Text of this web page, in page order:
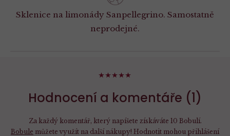
Sklenice na limonády Sanpellegrino. Samostatně
neprodejné.
Hodnocení a komentáře (1)
100%
Za každý komentář, který napíšete získáváte 10 Bobulí.
Bobule můžete využít na další nákupy! Hodnotit mohou přihlášení